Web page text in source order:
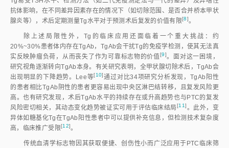
抗体影响，在不同差异因素存在的情况下（如切除范围、是否合并桥本甲状
腺炎等），术后定期测量Tg水平对于预测术后复发的价值有 限[8]。
除上述局限性外，Tg的临床应用还面临着一个重大挑战：约
20%~30%患者体内存在TgAb，TgAb会干扰Tg的免疫学检测，使其无法真
实反映肿瘤负荷，从而丧失了作为可靠标志物的价值[9]。面对这一困境，
研究视角逐渐转向TgAb本身。有关研究表明，全甲状腺切除术后，TgAb会
出现明显的下降趋势。Lee等[10]通过对比34项研究分析发现，TgAb阳性
的患者相比TgAb阴性的患者更容易出现中央区淋巴结转移，且复发风险更
高。也有研究发现，术后TgAb水平的持续存在或升高趋势也与PTC的复发
风险密切相关，其动态变化趋势被证实可用于评估临床结局[11]。此外，变
异体如糖基化Tg在TgAb阳性患者中可以提供补充信息，但检测技术复杂度
高，临床推广受 限[12]。
传统血清学标志物因其获取便捷、创伤性小而广泛应用于PTC临床筛